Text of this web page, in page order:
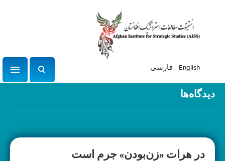
English فارسی
ج
س
ج
دیدگاه‌ها
در هرات «زن‌بودن» جرم است